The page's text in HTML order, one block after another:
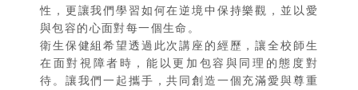
性，更讓我們學習如何在逆境中保持樂觀，並以愛
與包容的心面對每一個生命。
衛生保健組希望透過此次講座的經歷，讓全校師生
在面對視障者時，能以更加包容與同理的態度對
待。讓我們一起攜手，共同創造一個充滿愛與尊重